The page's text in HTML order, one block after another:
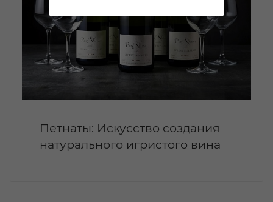
Петнаты: Искусство создания
натурального игристого вина